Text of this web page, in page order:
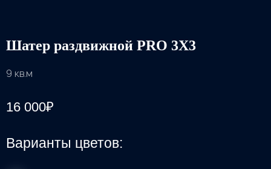
Шатер раздвижной PRO 3X3
9 кв.м
16 000₽
Варианты цветов: